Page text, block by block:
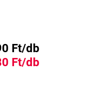
Ft/db
Ft/db